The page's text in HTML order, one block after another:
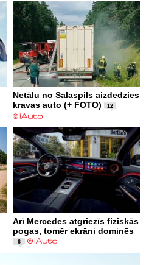
Netālu no Salaspils aizdedzies
kravas auto (+ FOTO)
12
Arī Mercedes atgriezīs fiziskās
pogas, tomēr ekrāni dominēs
6